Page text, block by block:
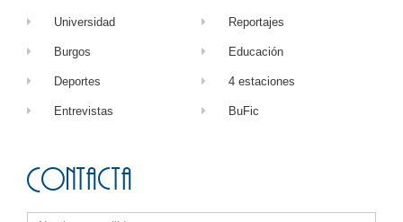
Universidad
Burgos
Deportes
Entrevistas
Reportajes
Educación
4 estaciones
BuFic
Contacta